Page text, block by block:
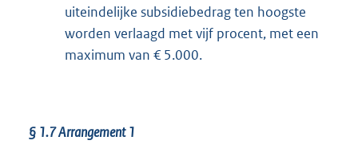
uiteindelijke subsidiebedrag ten hoogste
worden verlaagd met vijf procent, met een
maximum van € 5.000.
§ 1.7 Arrangement 1